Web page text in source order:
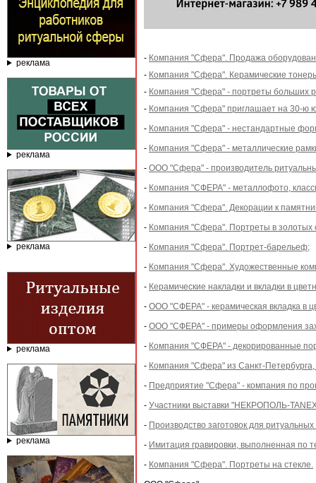
реклама
реклама
реклама
реклама
реклама
- Компания "Сфера". Продажа
- Компания "Сфера". Керамические
- Компания "Сфера" - портреты больших
- Компания "Сфера" приглашает на 30-ю
- Компания "Сфера" - нестандартные
- Компания "Сфера" - металлические
- ООО "Сфера" - производитель
- Компания "СФЕРА" - металлофото,
- Компания "Сфера". Декорации к
- Компания "Сфера". Портреты в
- Компания "Сфера". Портрет-барельеф;
- Компания "Сфера". Художественные
- Керамические накладки и вкладки в
- ООО "СФЕРА" - керамическая вкладка в
- ООО "СФЕРА" - примеры оформления
- Компания "СФЕРА" - декорированные
- Компания "Сфера" из Санкт-
- Предприятие "Сфера" - компания по
- Участники выставки "НЕКРОПОЛЬ-
- Производство заготовок для
- Имитация гравировки, выполненная по
- Компания "Сфера". Портреты на стекле.